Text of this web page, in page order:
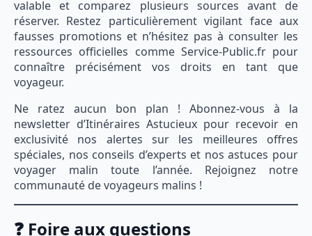
valable et comparez plusieurs sources avant de
réserver. Restez particulièrement vigilant face aux
fausses promotions et n’hésitez pas à consulter les
ressources officielles comme Service-Public.fr pour
connaître précisément vos droits en tant que
voyageur.
Ne ratez aucun bon plan ! Abonnez-vous à la
newsletter d’Itinéraires Astucieux pour recevoir en
exclusivité nos alertes sur les meilleures offres
spéciales, nos conseils d’experts et nos astuces pour
voyager malin toute l’année. Rejoignez notre
communauté de voyageurs malins !
❓ Foire aux questions